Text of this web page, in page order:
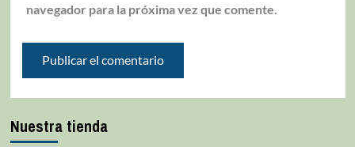
navegador para la próxima vez que comente.
Nuestra tienda